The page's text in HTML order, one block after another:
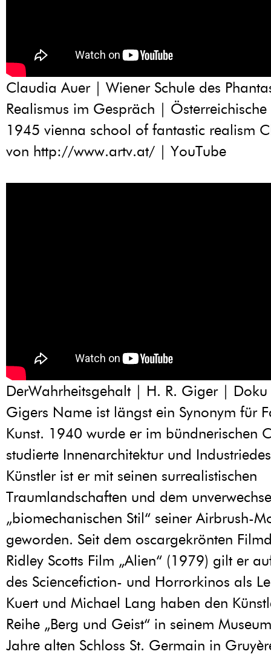
Claudia Auer | Wiener Schule des
Realismus im Gespräch | Österreichische
1945 vienna school of fantastic realism
von http://www.artv.at/ | YouTube
DerWahrheitsgehalt | H. R. Giger |
Gigers Name ist längst ein Synonym für
Kunst. 1940 wurde er im bündnerischen
studierte Innenarchitektur und
Künstler ist er mit seinen surrealistischen
Traumlandschaften und dem
„biomechanischen Stil“ seiner Airbrush-
geworden. Seit dem oscargekrönten
Ridley Scotts Film „Alien“ (1979) gilt er
des Sciencefiction- und Horrorkinos als
Kuert und Michael Lang haben den
Reihe „Berg und Geist“ in seinem
Jahre alten Schloss St. Germain in